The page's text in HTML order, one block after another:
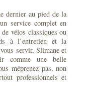
dernier au pied de la
service complet en
vélos classiques ou
à l’entretien et la
servir, Slimane et
comme une belle
méprenez pas, non
professionnels et